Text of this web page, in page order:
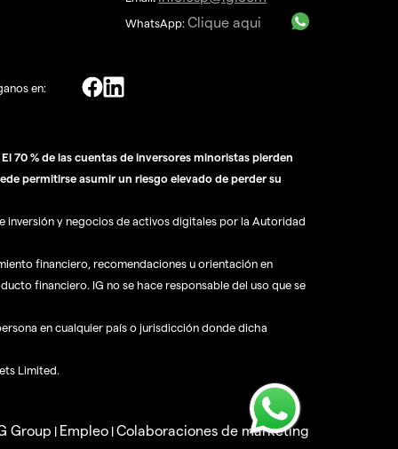
WhatsApp:Clique aqui
en:
70 % de las cuentas de inversores minoristas pierden
permitirse asumir un riesgo elevado de perder su
inversión y negocios de activos digitales por la Autoridad
financiero, recomendaciones u orientación en
financiero. IG no se hace responsable del uso que se
en cualquier país o jurisdicción donde dicha
Limited.
Group | Empleo |Colaboraciones de marketing